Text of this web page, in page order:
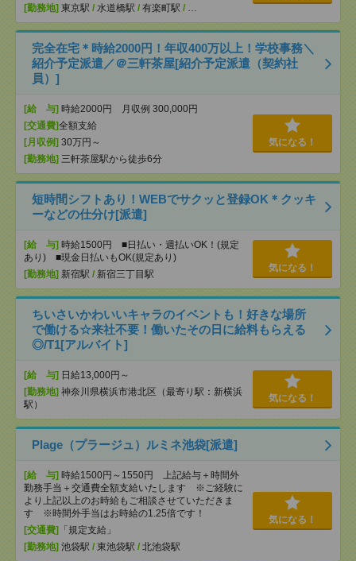
[勤務地] 東京駅 / 水道橋駅 / 有楽町駅 / …
完全在宅＊時給2000円！年収400万以上！学校事務＼
紹介予定派遣／＠三軒茶屋[紹介予定派遣（契約社
員）]
[給 与] 時給2000円 月収例 300,000円
[交通費]全額支給
[月収例] 30万円～
[勤務地] 三軒茶屋駅から徒歩6分
気になる！
短時間シフトあり！WEBでサクッと登録OK＊クッキ
ーなどの仕分け[派遣]
[給 与] 時給1500円 ■日払い・週払いOK！(規定
あり) ■現金日払いもOK(規定あり)
[勤務地] 新宿駅 / 新宿三丁目駅
気になる！
ちいさいかわいいキャラのイベントも！好きな場所
で働ける☆来社不要！働いたその日に給料もらえる
◎/T1[アルバイト]
[給 与] 日給13,000円～
[勤務地] 神奈川県横浜市港北区（最寄り駅：新横浜
駅）
気になる！
Plage（プラージュ）ルミネ池袋[派遣]
[給 与] 時給1500円～1550円 上記給与＋時間外
勤務手当＋交通費全額支給いたします ※ご経験に
より上記以上のお時給もご相談させていただきま
す ※時間外手当はお時給の1.25倍です！
[交通費]
「規定支給」
[勤務地] 池袋駅 / 東池袋駅 / 北池袋駅
気になる！